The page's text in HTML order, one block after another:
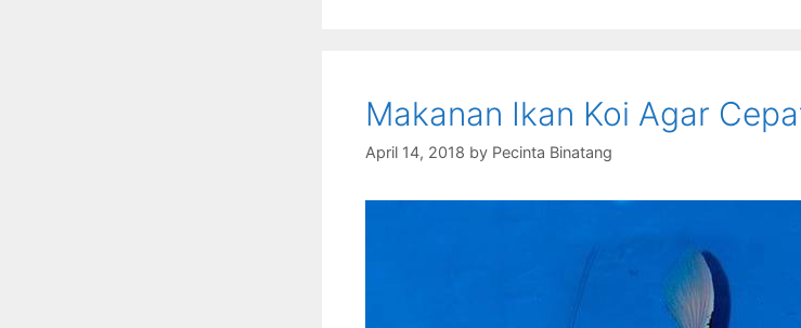
Makanan Ikan Koi Agar
April 14, 2018 by Pecinta Binatang